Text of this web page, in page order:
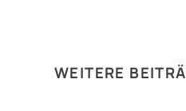
WEITERE